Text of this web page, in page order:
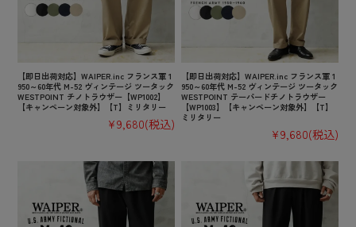
【即日出荷対応】WAIPER.inc フランス軍 1
950～60年代 M-52 ヴィンテージ ツータック
WESTPOINT チノトラウザー【WP1002】
【キャンペーン対象外】【T】ミリタリー
¥9,680(税込)
【即日出荷対応】WAIPER.inc フランス軍 1
950～60年代 M-52 ヴィンテージ ツータック
WESTPOINT テーパードチノトラウザー
【WP1003】【キャンペーン対象外】【T】
ミリタリー
¥9,680(税込)